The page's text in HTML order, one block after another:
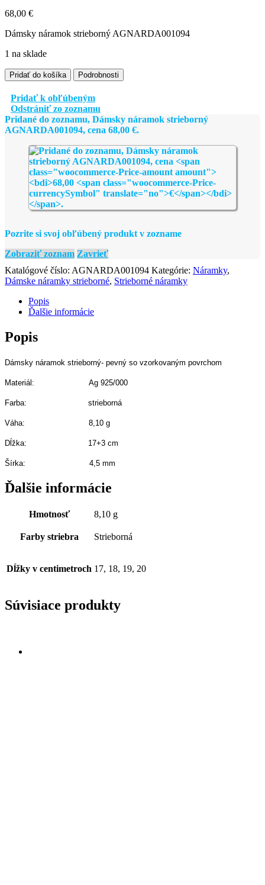
68,00 €
Dámsky náramok strieborný AGNARDA001094
1 na sklade
množstvo
Dámsky
náramok
strieborný
AGNARDA001094
Pridať do košíka Podrobnosti
Pridať k obľúbeným
Odstrániť zo zoznamu
Pridané do zoznamu, Dámsky náramok strieborný
AGNARDA001094, cena 68,00 €.
Pozrite si svoj obľúbený produkt v zozname
Zobraziť zoznam Zavrieť
Katalógové číslo: AGNARDA001094 Kategórie: Náramky,
Dámske náramky strieborné, Strieborné náramky
Popis
Ďalšie informácie
Popis
Dámsky náramok strieborný- pevný so vzorkovaným povrchom
Materiál: Ag 925/000
Farba: strieborná
Váha: 8,10 g
Dĺžka: 17+3 cm
Šírka: 4,5 mm
Ďalšie informácie
Hmotnosť 8,10 g
Farby striebra Strieborná
Dĺžky v centimetroch 17, 18, 19, 20
Súvisiace produkty